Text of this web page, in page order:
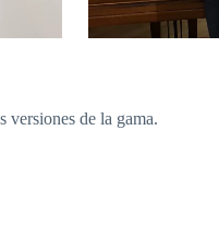
versiones de la gama.